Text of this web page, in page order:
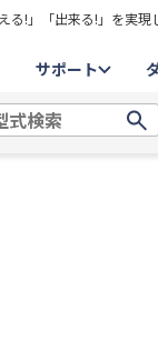
!」「出来る!」を実現
サポート